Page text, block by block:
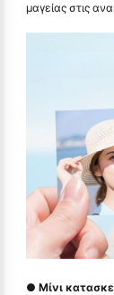
μαγείας στις
● Μίνι